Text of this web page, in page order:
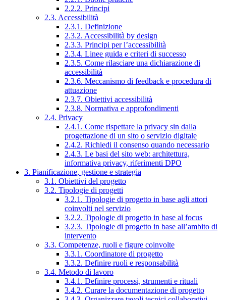
2.2.2. Principi
2.3. Accessibilità
2.3.1. Definizione
2.3.2. Accessibilità by design
2.3.3. Principi per l’accessibilità
2.3.4. Linee guida e criteri di successo
2.3.5. Come rilasciare una dichiarazione di
accessibilità
2.3.6. Meccanismo di feedback e procedura di
attuazione
2.3.7. Obiettivi accessibilità
2.3.8. Normativa e approfondimenti
2.4. Privacy
2.4.1. Come rispettare la privacy sin dalla
progettazione di un sito o servizio digitale
2.4.2. Richiedi il consenso quando necessario
2.4.3. Le basi del sito web: architettura,
informativa privacy, riferimenti DPO
3. Pianificazione, gestione e strategia
3.1. Obiettivi del progetto
3.2. Tipologie di progetti
3.2.1. Tipologie di progetto in base agli attori
coinvolti nel servizio
3.2.2. Tipologie di progetto in base al focus
3.2.3. Tipologie di progetto in base all’ambito di
intervento
3.3. Competenze, ruoli e figure coinvolte
3.3.1. Coordinatore di progetto
3.3.2. Definire ruoli e responsabilità
3.4. Metodo di lavoro
3.4.1. Definire processi, strumenti e rituali
3.4.2. Curare la documentazione di progetto